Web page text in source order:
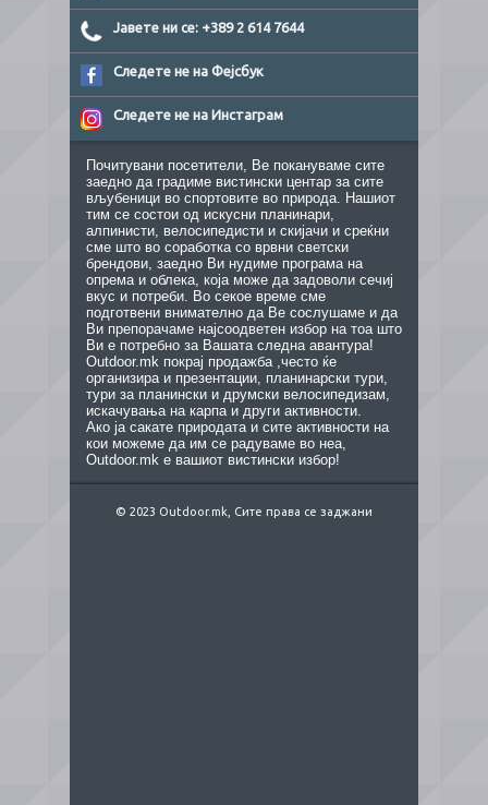
Јавете ни се: +389 2 614 7644
Следете не на Фејсбук
Следете не на Инстаграм
Почитувани посетители, Ве покануваме сите
заедно да градиме вистински центар за сите
вљубеници во спортовите во природа. Нашиот
тим се состои од искусни планинари,
алпинисти, велосипедисти и скијачи и среќни
сме што во соработка со врвни светски
брендови, заедно Ви нудиме програма на
опрема и облека, која може да задоволи сечиј
вкус и потреби. Во секое време сме
подготвени внимателно да Ве сослушаме и да
Ви препорачаме најсоодветен избор на тоа што
Ви е потребно за Вашата следна авантура!
Outdoor.mk покрај продажба ,често ќе
организира и презентации, планинарски тури,
тури за планински и друмски велосипедизам,
искачувања на карпа и други активности.
Ако ја сакате природата и сите активности на
кои можеме да им се радуваме во неа,
Outdoor.mk е вашиот вистински избор!
© 2023 Outdoor.mk, Сите права се заджани